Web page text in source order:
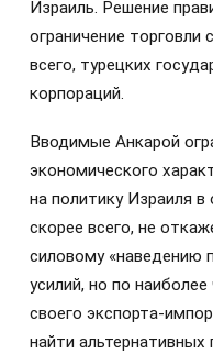
Израиль. Решение
ограничение торговли
всего, турецких
корпораций.
Вводимые Анкарой
экономического
на политику Израиля
скорее всего, не
силовому «наведению
усилий, но по
своего экспорта-
найти альтернативных